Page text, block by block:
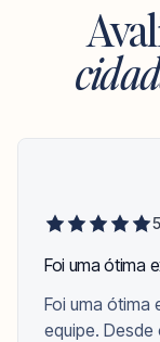
Foi uma ótima
Foi uma ótima
equipe.